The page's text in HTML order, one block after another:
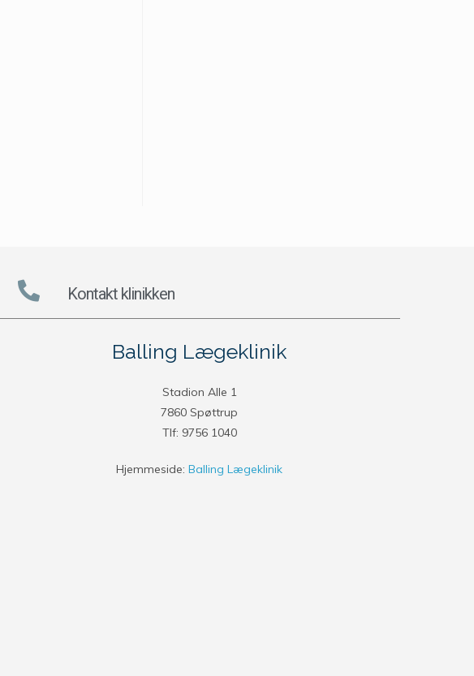
Kontakt klinikken
Balling Lægeklinik
Stadion Alle 1
7860 Spøttrup
Tlf: 9756 1040
Hjemmeside:Balling Lægeklinik